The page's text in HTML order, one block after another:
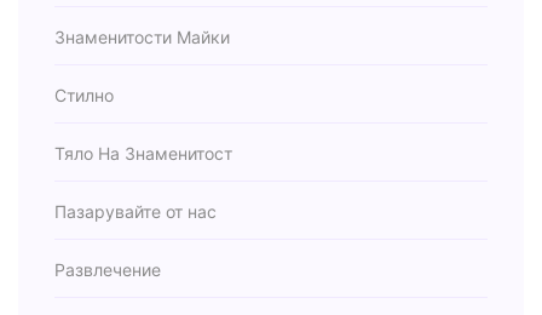
Знаменитости Майки
Стилно
Тяло На Знаменитост
Пазарувайте от нас
Развлечение